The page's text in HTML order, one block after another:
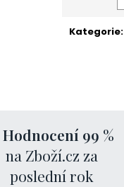
Kategorie:
Hodnocení 99 %
na Zboží.cz za
poslední rok